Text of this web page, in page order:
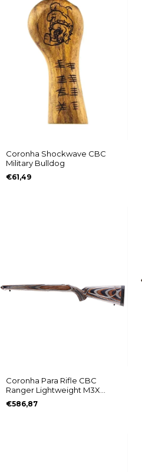
Coronha Shockwave CBC
Military Bulldog
€61,49
Coronha Para Rifle CBC
Ranger Lightweight M3X
Laminado
€586,87